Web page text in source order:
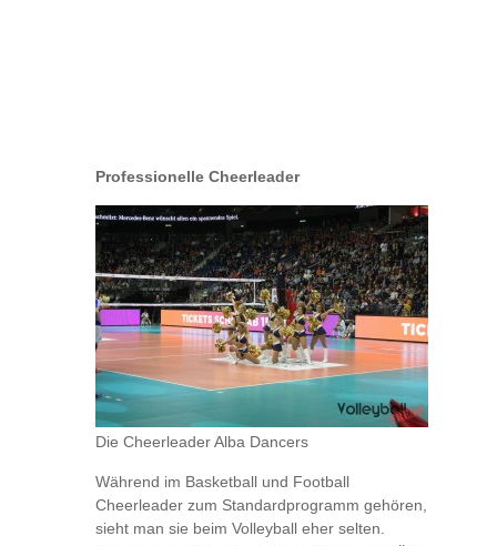
Professionelle Cheerleader
Die Cheerleader Alba Dancers
Während im Basketball und Football
Cheerleader zum Standardprogramm gehören,
sieht man sie beim Volleyball eher selten.